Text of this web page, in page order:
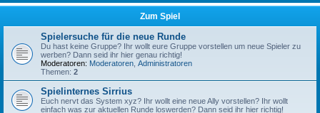
Zum Spiel
Spielersuche für die neue Runde
Du hast keine Gruppe? Ihr wollt eure Gruppe vorstellen um neue Spieler zu
werben? Dann seid ihr hier genau richtig!
Moderatoren: Moderatoren Administratoren
Themen: 2
Spielinternes Sirrius
Euch nervt das System xyz? Ihr wollt eine neue Ally vorstellen? Ihr wollt
einfach was zur aktuellen Runde loswerden? Dann seid ihr hier richtig!